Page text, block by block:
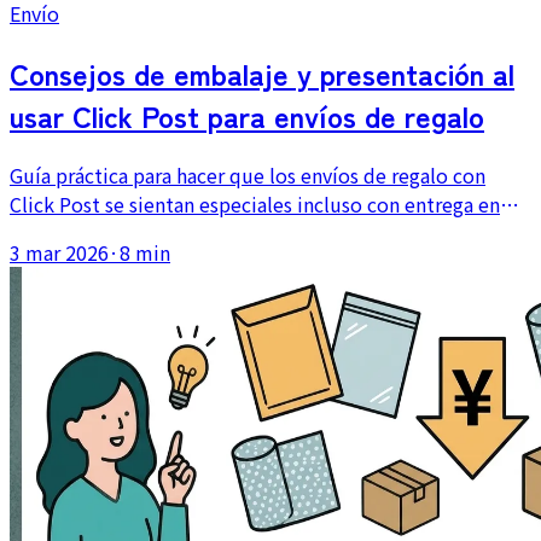
Envío
Consejos de embalaje y presentación al
usar Click Post para envíos de regalo
Guía práctica para hacer que los envíos de regalo con
Click Post se sientan especiales incluso con entrega en
tarjetas de mensaje y cuándo conviene usar otro método.
3 mar 2026·8 min